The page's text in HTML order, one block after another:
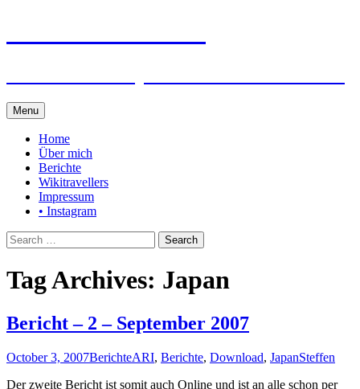
Menu Skip
to
content
Home
Über mich
Berichte
Wikitravellers
Impressum
• Instagram
Search
for:
Tag Archives: Japan
Bericht – 2 – September 2007
October 3, 2007BerichteARI, Berichte, Download, JapanSteffen
Der zweite Bericht ist somit auch Online und ist an alle schon per